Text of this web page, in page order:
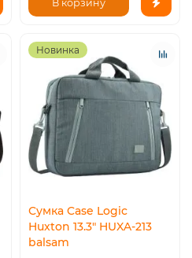
В корзину
Новинка
Сумка Case Logic
Huxton 13.3" HUXA-213
balsam